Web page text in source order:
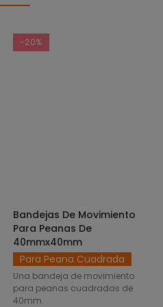
-20%
SELECCIONAR OPCIONES
Bandejas De Movimiento
Para Peanas De
40mmx40mm
Para Peana Cuadrada
Una bandeja de movimiento
para peanas cuadradas de
40mm.